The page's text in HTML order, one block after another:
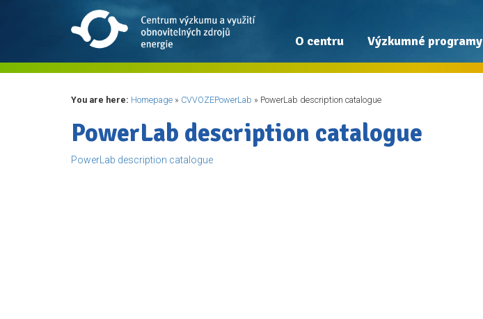
O centru Výzkumné programy
You are here: Homepage » CVVOZEPowerLab » PowerLab description catalogue
PowerLab description catalogue
PowerLab description catalogue